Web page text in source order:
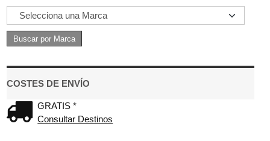
COSTES DE ENVÍO
GRATIS *
Consultar Destinos